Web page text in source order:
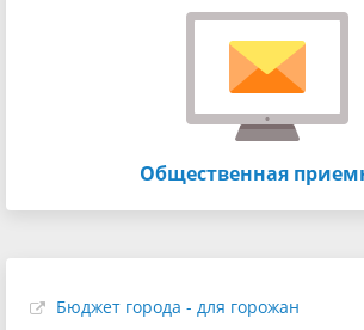
Общественная
Бюджет города - для горожан